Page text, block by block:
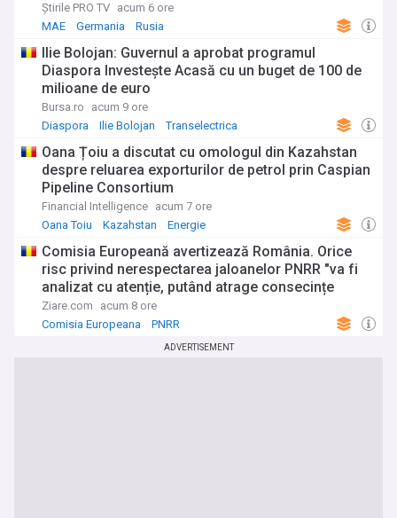
Știrile PRO TV acum 6 ore
MAE
Germania Rusia
Ilie Bolojan: Guvernul a aprobat programul
Diaspora Investeşte Acasă cu un buget de 100 de
milioane de euro
Bursa.ro
acum 9 ore
Diaspora
Ilie Bolojan Transelectrica
Oana Țoiu a discutat cu omologul din Kazahstan
despre reluarea exporturilor de petrol prin Caspian
Pipeline Consortium
Financial Intelligence acum 7 ore
Oana Toiu
Kazahstan Energie
Comisia Europeană avertizează România. Orice
risc privind nerespectarea jaloanelor PNRR "va fi
analizat cu atenție, putând atrage consecințe
financiare"
Ziare.com
acum 8 ore
Comisia Europeana
PNRR
ADVERTISEMENT